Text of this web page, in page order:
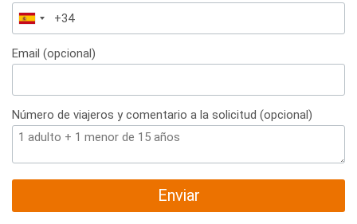
España
+34
Email (opcional)
Número de viajeros y comentario a la solicitud (opcional)
Enviar